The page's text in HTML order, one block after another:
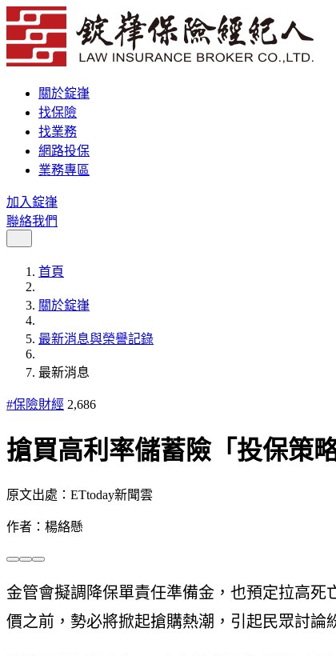
關於錠嵂
找保險
找業務
網路投保
業務專區
加入錠嵂
聯絡我們
首頁
關於錠嵂
最新消息與榮譽記錄
最新消息
#保險財經 2,686
搶買高利率儲蓄險「投保策
原文出處：ETtoday新聞雲
作者：楊絡懸
金管會擬調降保單責任準備金，也預定拉高
價之前，勢必將掀起搶購熱潮，引起民眾討論